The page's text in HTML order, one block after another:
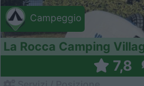
Campeggio
La Rocca Camping
7,8